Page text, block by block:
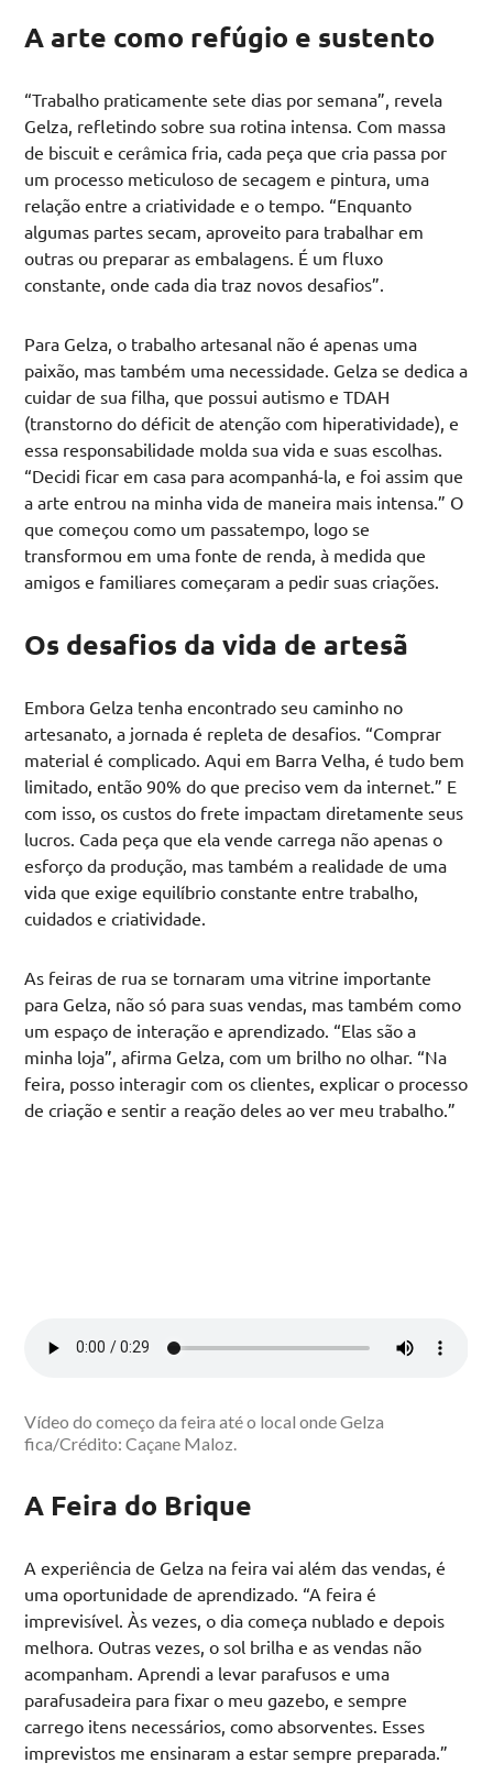
A arte como refúgio e sustento
“Trabalho praticamente sete dias por semana”, revela
Gelza, refletindo sobre sua rotina intensa. Com massa
de biscuit e cerâmica fria, cada peça que cria passa por
um processo meticuloso de secagem e pintura, uma
relação entre a criatividade e o tempo. “Enquanto
algumas partes secam, aproveito para trabalhar em
outras ou preparar as embalagens. É um fluxo
constante, onde cada dia traz novos desafios”.
Para Gelza, o trabalho artesanal não é apenas uma
paixão, mas também uma necessidade. Gelza se dedica a
cuidar de sua filha, que possui autismo e TDAH
(transtorno do déficit de atenção com hiperatividade), e
essa responsabilidade molda sua vida e suas escolhas.
“Decidi ficar em casa para acompanhá-la, e foi assim que
a arte entrou na minha vida de maneira mais intensa.” O
que começou como um passatempo, logo se
transformou em uma fonte de renda, à medida que
amigos e familiares começaram a pedir suas criações.
Os desafios da vida de artesã
Embora Gelza tenha encontrado seu caminho no
artesanato, a jornada é repleta de desafios. “Comprar
material é complicado. Aqui em Barra Velha, é tudo bem
limitado, então 90% do que preciso vem da internet.” E
com isso, os custos do frete impactam diretamente seus
lucros. Cada peça que ela vende carrega não apenas o
esforço da produção, mas também a realidade de uma
vida que exige equilíbrio constante entre trabalho,
cuidados e criatividade.
As feiras de rua se tornaram uma vitrine importante
para Gelza, não só para suas vendas, mas também como
um espaço de interação e aprendizado. “Elas são a
minha loja”, afirma Gelza, com um brilho no olhar. “Na
feira, posso interagir com os clientes, explicar o processo
de criação e sentir a reação deles ao ver meu trabalho.”
Vídeo do começo da feira até o local onde Gelza
fica/Crédito: Caçane Maloz.
A Feira do Brique
A experiência de Gelza na feira vai além das vendas, é
uma oportunidade de aprendizado. “A feira é
imprevisível. Às vezes, o dia começa nublado e depois
melhora. Outras vezes, o sol brilha e as vendas não
acompanham. Aprendi a levar parafusos e uma
parafusadeira para fixar o meu gazebo, e sempre
carrego itens necessários, como absorventes. Esses
imprevistos me ensinaram a estar sempre preparada.”